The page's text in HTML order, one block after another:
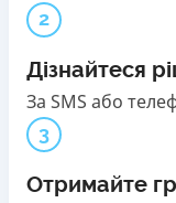
2
Дізнайтеся
За SMS або
3
Отримайте